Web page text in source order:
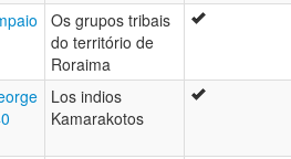
Os grupos tribais
do território de
Roraima
Los indios
Kamarakotos